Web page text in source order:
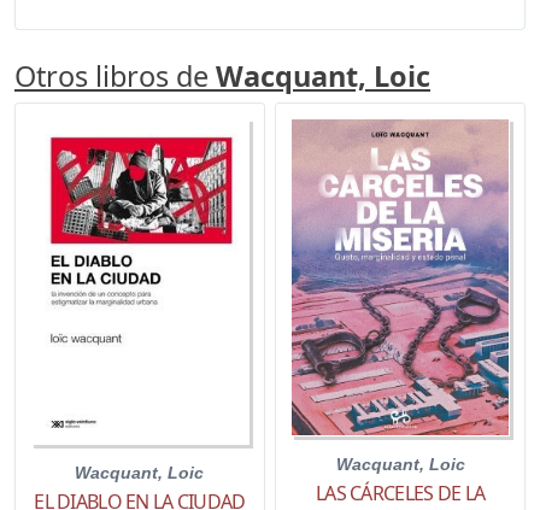
Otros libros de Wacquant, Loic
Wacquant, Loic
EL DIABLO EN LA CIUDAD
Wacquant, Loic
LAS CÁRCELES DE LA